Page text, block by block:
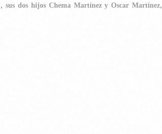
sus dos hijos Chema Martínez y Oscar Martínez,